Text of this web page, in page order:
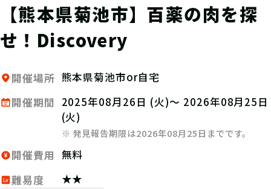
【熊本県菊池市】百薬の肉を探
せ！Discovery
開催場所 熊本県菊池市or自宅
開催期間
2025年08月26日 (火)～ 2026年08月25日
(火)
※ 発見報告期限は2026年08月25日までです。
開催費用 無料
難易度
★★